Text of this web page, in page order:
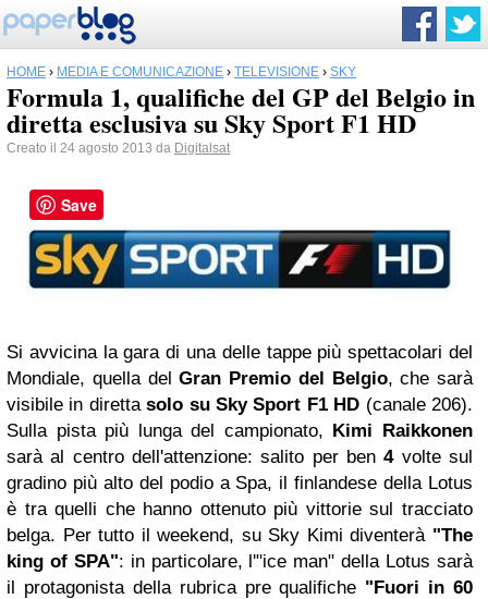
HOME › MEDIA E COMUNICAZIONE › TELEVISIONE › SKY
Formula 1, qualifiche del GP del Belgio in
diretta esclusiva su Sky Sport F1 HD
Creato il 24 agosto 2013 da Digitalsat
Si avvicina la gara di una delle tappe più spettacolari del
Mondiale, quella delGran Premio del Belgio, che sarà
visibile in direttasolo su Sky Sport F1 HD (canale 206).
Sulla pista più lunga del campionato, Kimi Raikkonen
sarà al centro dell'attenzione: salito per ben4 volte sul
gradino più alto del podio a Spa, il finlandese della Lotus
è tra quelli che hanno ottenuto più vittorie sul tracciato
belga. Per tutto il weekend, su Sky Kimi diventerà "The
king of SPA": in particolare, l'"ice man" della Lotus sarà
il protagonista della rubrica pre qualifiche "Fuori in 60
Save